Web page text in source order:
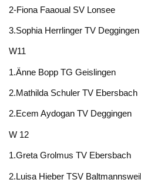
2-Fiona Faaoual SV
3.Sophia Herrlinger TV
W11
1.Änne Bopp TG
2.Mathilda Schuler TV
2.Ecem Aydogan TV
W 12
1.Greta Grolmus TV
2.Luisa Hieber TSV